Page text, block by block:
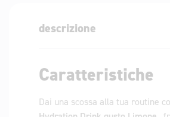
descrizione
Caratteristiche
Dai una scossa alla tua routine